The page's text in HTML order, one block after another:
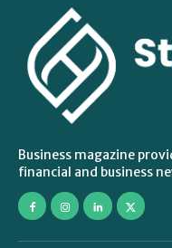
Business magazine
financial and business